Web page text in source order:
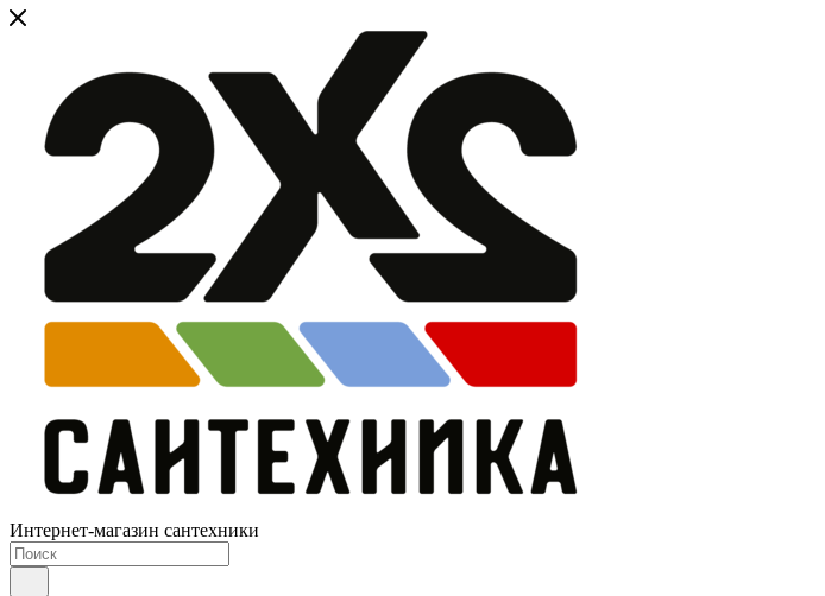
Интернет-магазин сантехники